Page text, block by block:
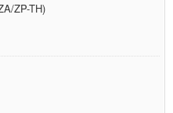
ZP-TH)